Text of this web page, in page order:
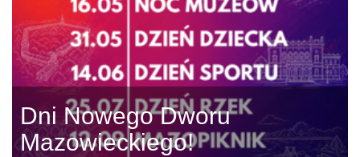
Dni Nowego Dworu
Mazowieckiego!